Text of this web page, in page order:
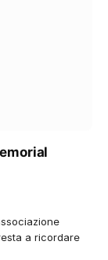
a ricordare